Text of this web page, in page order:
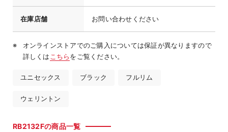
在庫店舗 お問い合わせください
オンラインストアでのご購入については保証が異なりますので
詳しくは こちらをご覧ください。
ユニセックス ブラック フルリム
ウェリントン
RB2132Fの商品一覧